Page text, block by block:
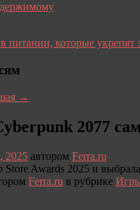
питании, которые укрепят
→
2077
2025 автором Ferra.ru
Store Awards 2025 и
Ferra.ru в рубрике